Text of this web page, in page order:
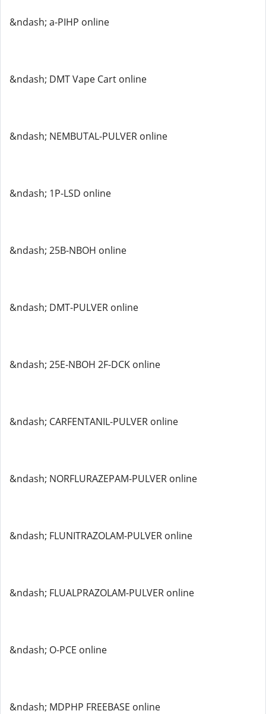
&ndash; a-PIHP online
&ndash; DMT Vape Cart online
&ndash; NEMBUTAL-PULVER online
&ndash; 1P-LSD online
&ndash; 25B-NBOH online
&ndash; DMT-PULVER online
&ndash; 25E-NBOH 2F-DCK online
&ndash; CARFENTANIL-PULVER online
&ndash; NORFLURAZEPAM-PULVER online
&ndash; FLUNITRAZOLAM-PULVER online
&ndash; FLUALPRAZOLAM-PULVER online
&ndash; O-PCE online
&ndash; MDPHP FREEBASE online